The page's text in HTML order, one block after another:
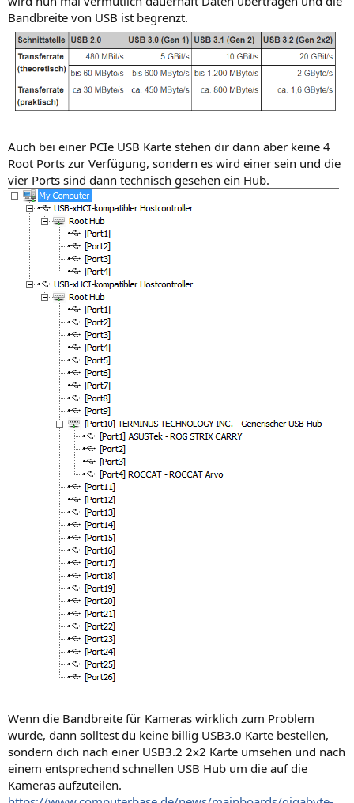
Bandbreite von USB ist begrenzt.
Auch bei einer PCIe USB Karte stehen dir dann aber keine 4
Root Ports zur Verfügung, sondern es wird einer sein und die
vier Ports sind dann technisch gesehen ein Hub.
Wenn die Bandbreite für Kameras wirklich zum Problem
wurde, dann solltest du keine billig USB3.0 Karte bestellen,
sondern dich nach einer USB3.2 2x2 Karte umsehen und nach
einem entsprechend schnellen USB Hub um die auf die
Kameras aufzuteilen.